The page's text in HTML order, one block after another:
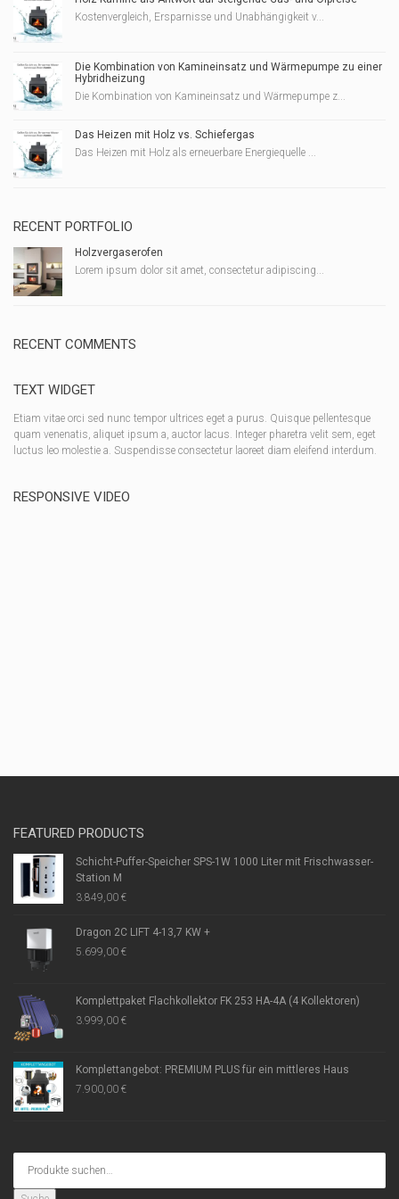
Kostenvergleich, Ersparnisse und Unabhängigkeit v...
Die Kombination von Kamineinsatz und Wärmepumpe zu einer
Hybridheizung
Die Kombination von Kamineinsatz und Wärmepumpe z...
Das Heizen mit Holz vs. Schiefergas
Das Heizen mit Holz als erneuerbare Energiequelle ...
RECENT PORTFOLIO
Holzvergaserofen
Lorem ipsum dolor sit amet, consectetur adipiscing...
RECENT COMMENTS
TEXT WIDGET
Etiam vitae orci sed nunc tempor ultrices eget a purus. Quisque pellentesque
quam venenatis, aliquet ipsum a, auctor lacus. Integer pharetra velit sem, eget
luctus leo molestie a. Suspendisse consectetur laoreet diam eleifend interdum.
RESPONSIVE VIDEO
FEATURED PRODUCTS
Schicht-Puffer-Speicher SPS-1W 1000 Liter mit Frischwasser-
Station M
3.849,00 €
Dragon 2C LIFT 4-13,7 KW +
5.699,00 €
Komplettpaket Flachkollektor FK 253 HA-4A (4 Kollektoren)
3.999,00 €
Komplettangebot: PREMIUM PLUS für ein mittleres Haus
7.900,00 €